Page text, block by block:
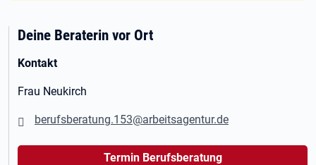
Deine Beraterin vor Ort
Kontakt
Frau Neukirch
berufsberatung.153@arbeitsagentur.de
Termin Berufsberatung